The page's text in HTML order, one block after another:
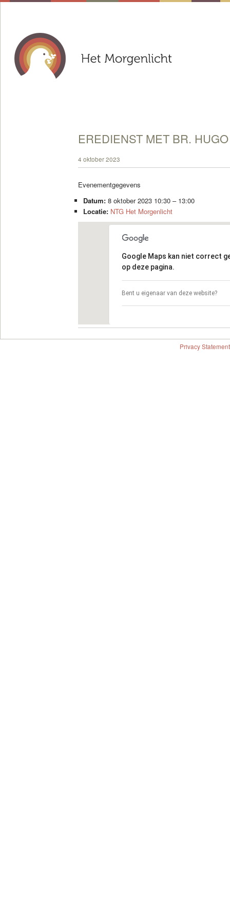
EREDIENST MET BR.
4 oktober 2023
Evenementgegevens
Datum: 8 oktober 2023 10:30– 13:00
Locatie: NTG Het Morgenlicht
Google Maps kan niet correct
op deze pagina.
Bent u eigenaar van deze website?
Privacy Statement